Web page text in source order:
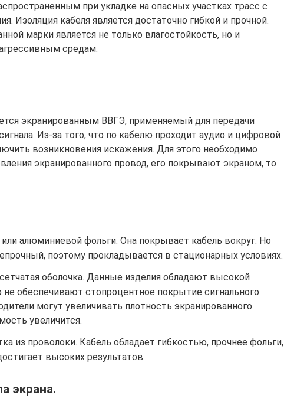
при укладке на опасных участках трасс с
Изоляция кабеля является достаточно гибкой и прочной.
марки является не только влагостойкость, но и
средам.
экранированным ВВГЭ, применяемый для передачи
Из-за того, что по кабелю проходит аудио и цифровой
возникновения искажения. Для этого необходимо
экранированного провод, его покрывают экраном, то
алюминиевой фольги. Она покрывает кабель вокруг. Но
поэтому прокладывается в стационарных условиях.
оболочка. Данные изделия обладают высокой
обеспечивают стопроцентное покрытие сигнального
могут увеличивать плотность экранированного
увеличится.
из проволоки. Кабель обладает гибкостью, прочнее фольги,
высоких результатов.
экрана.